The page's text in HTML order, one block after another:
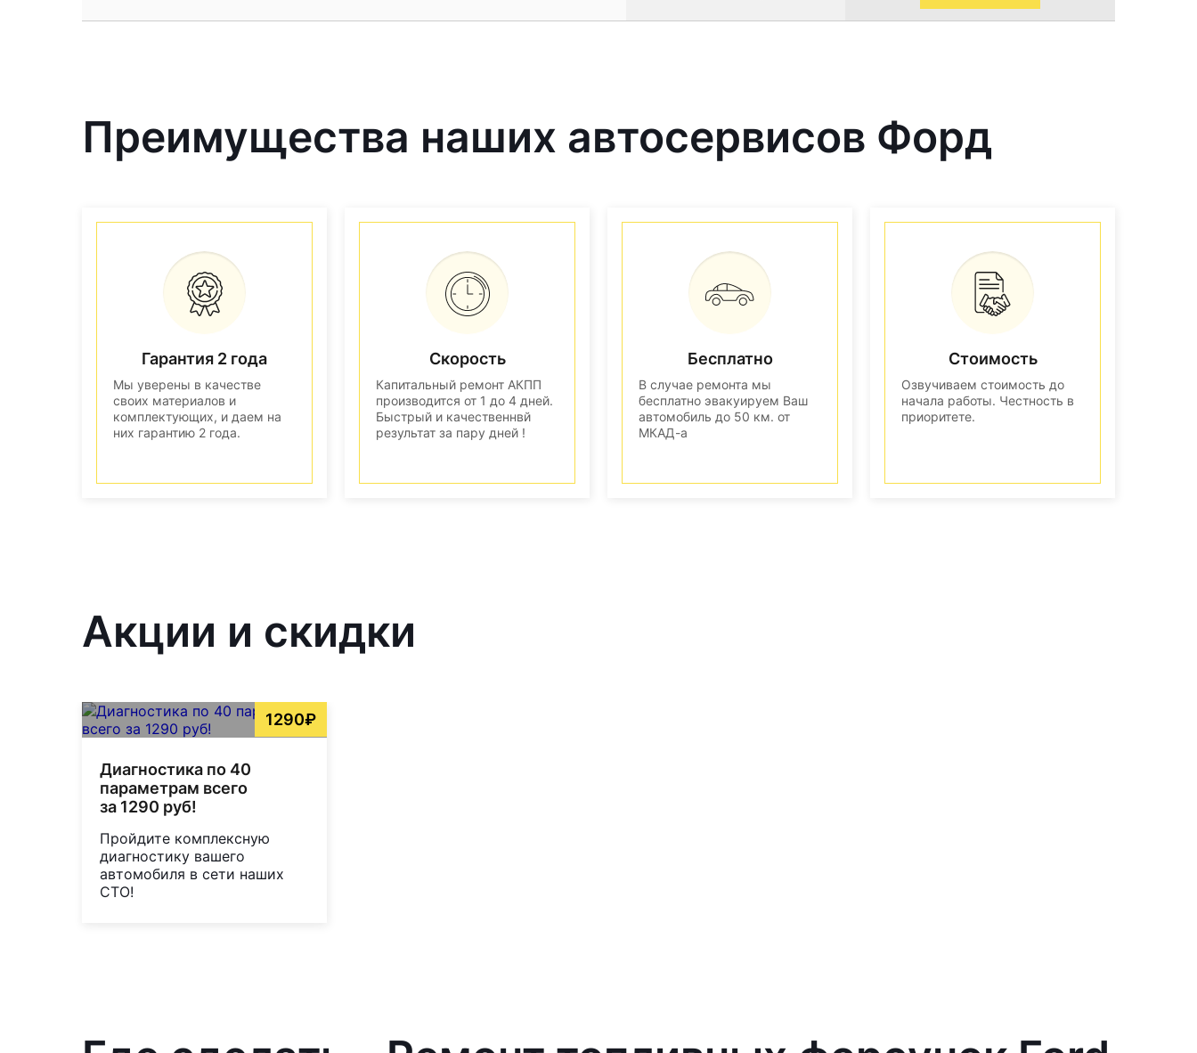
Преимущества наших автосервисов Форд
Гарантия 2 года
Мы уверены в качестве
своих материалов и
комплектующих, и даем на
них гарантию 2 года.
Скорость
Капитальный ремонт АКПП
производится от 1 до 4 дней.
Быстрый и качественнвй
результат за пару дней !
Бесплатно
В случае ремонта мы
бесплатно эвакуируем Ваш
автомобиль до 50 км. от
МКАД-а
Стоимость
Озвучиваем стоимость до
начала работы. Честность в
приоритете.
Акции и скидки
1290₽
Диагностика по 40
параметрам всего
за 1290 руб!
Пройдите комплексную
диагностику вашего
автомобиля в сети наших
СТО!